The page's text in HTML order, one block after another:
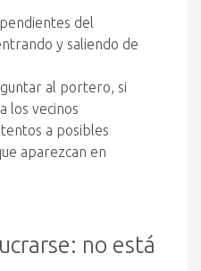
del
y saliendo de
al portero, si
los vecinos
a posibles
aparezcan en
no está